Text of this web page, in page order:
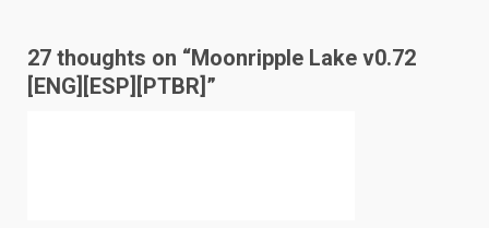
27 thoughts on “Moonripple Lake v0.72
[ENG][ESP][PTBR] ”